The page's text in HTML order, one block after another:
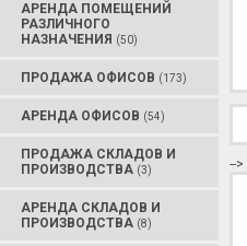
АРЕНДА ПОМЕЩЕНИЙ
РАЗЛИЧНОГО
НАЗНАЧЕНИЯ (50)
ПРОДАЖА ОФИСОВ (173)
АРЕНДА ОФИСОВ (54)
ПРОДАЖА СКЛАДОВ И
ПРОИЗВОДСТВА (3)
АРЕНДА СКЛАДОВ И
ПРОИЗВОДСТВА (8)
-->